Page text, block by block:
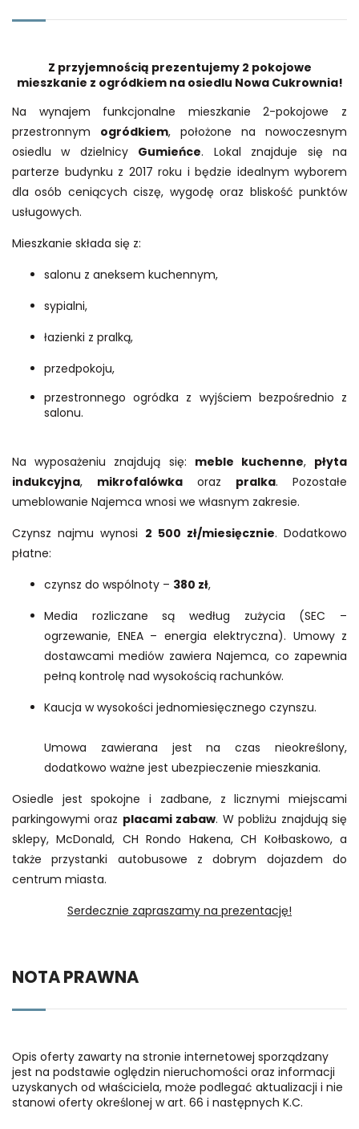
Z przyjemnością prezentujemy 2 pokojowe
mieszkanie z ogródkiem na osiedlu Nowa Cukrownia!
Na wynajem funkcjonalne mieszkanie 2-pokojowe z
przestronnym ogródkiem, położone na nowoczesnym
osiedlu w dzielnicy Gumieńce. Lokal znajduje się na
parterze budynku z 2017 roku i będzie idealnym wyborem
dla osób ceniących ciszę, wygodę oraz bliskość punktów
usługowych.
Mieszkanie składa się z:
salonu z aneksem kuchennym,
sypialni,
łazienki z pralką,
przedpokoju,
przestronnego ogródka z wyjściem bezpośrednio z
salonu.
Na wyposażeniu znajdują się: meble kuchenne, płyta
indukcyjna, mikrofalówka oraz pralka. Pozostałe
umeblowanie Najemca wnosi we własnym zakresie.
Czynsz najmu wynosi 2 500 zł/miesięcznie. Dodatkowo
płatne:
czynsz do wspólnoty – 380 zł,
Media rozliczane są według zużycia (SEC –
ogrzewanie, ENEA – energia elektryczna). Umowy z
dostawcami mediów zawiera Najemca, co zapewnia
pełną kontrolę nad wysokością rachunków.
Kaucja w wysokości jednomiesięcznego czynszu.
Umowa zawierana jest na czas nieokreślony,
dodatkowo ważne jest ubezpieczenie mieszkania.
Osiedle jest spokojne i zadbane, z licznymi miejscami
parkingowymi oraz placami zabaw. W pobliżu znajdują się
sklepy, McDonald, CH Rondo Hakena, CH Kołbaskowo, a
także przystanki autobusowe z dobrym dojazdem do
centrum miasta.
Serdecznie zapraszamy na prezentację!
NOTA PRAWNA
Opis oferty zawarty na stronie internetowej sporządzany
jest na podstawie oględzin nieruchomości oraz informacji
uzyskanych od właściciela, może podlegać aktualizacji i nie
stanowi oferty określonej w art. 66 i następnych K.C.